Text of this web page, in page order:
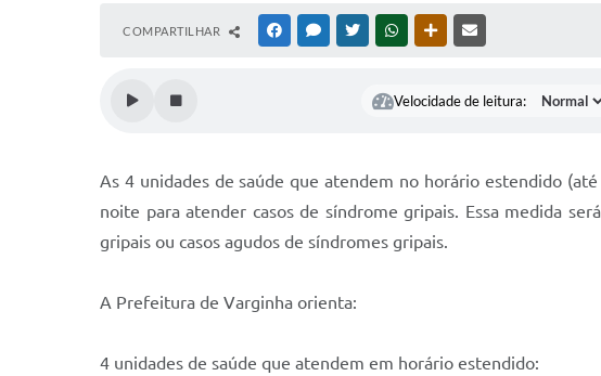
COMPARTILHAR FACEBOOKMESSENGER
TWITTERWHATSAPPOUTRAS MÍDIAS
Velocidade de leitura:
As 4 unidades de saúde que atendem no horário estendido
noite para atender casos de síndrome gripais. Essa medida
gripais ou casos agudos de síndromes gripais.
A Prefeitura de Varginha orienta:
4 unidades de saúde que atendem em horário estendido: